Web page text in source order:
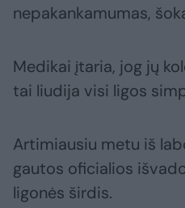
nepakankamumas,
Medikai įtaria, jog jų
tai liudija visi ligos
Artimiausiu metu iš
gautos oficialios
ligonės širdis.